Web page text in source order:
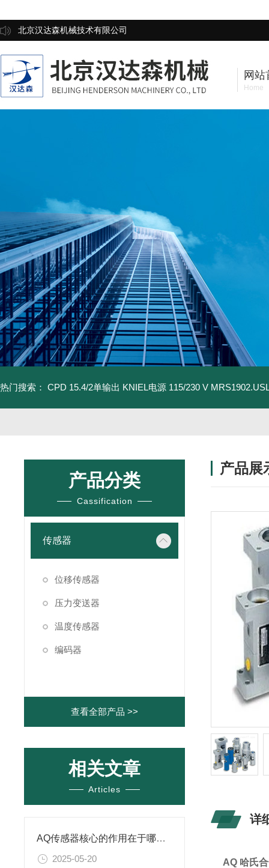
北京汉达森机械技术有限公司
网站
Home
热门搜索： CPD 15.4/2单输出 KNIEL电源 115/230 V
产品分类
Cassification
传感器
位移传感器
压力变送器
温度传感器
编码器
查看全部产品 >>
相关文章
Articles
AQ传感器核心的作用在于哪里？
2025-05-20
产品展
详
AQ 哈氏